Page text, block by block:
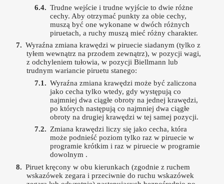
Trudne wejście i trudne wyjście to dwie różne
cechy. Aby otrzymać punkty za obie cechy,
muszą być one wykonane w dwóch różnych
piruetach, a ruchy muszą mieć różny charakter.
Wyraźna zmiana krawędzi w piruecie siadanym (tylko z
tyłem wewnątrz na przodem zewnątrz), w pozycji wagi,
z odchyleniem tułowia, w pozycji Biellmann lub
trudnym wariancie piruetu stanego:
Wyraźna zmiana krawędzi może być zaliczona
jako cecha tylko wtedy, gdy występują co
najmniej dwa ciągłe obroty na jednej krawędzi,
po których następują co najmniej dwa ciągłe
obroty na drugiej krawędzi w tej samej pozycji.
Zmiana krawędzi liczy się jako cecha, która
może podnieść poziom tylko raz w piruecie w
programie krótkim i raz w piruecie w programie
dowolnym .
Piruet kręcony w obu kierunkach (zgodnie z ruchem
wskazówek zegara i przeciwnie do ruchu wskazówek